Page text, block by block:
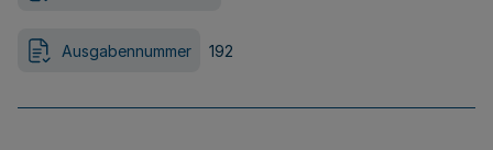
Ausgabennummer 192